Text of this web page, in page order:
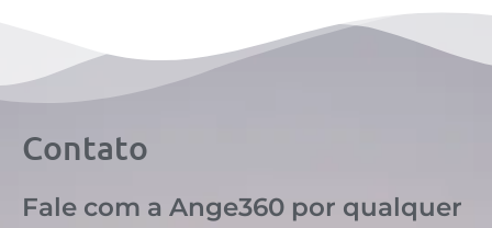
Contato
Fale com a Ange360 por qualquer